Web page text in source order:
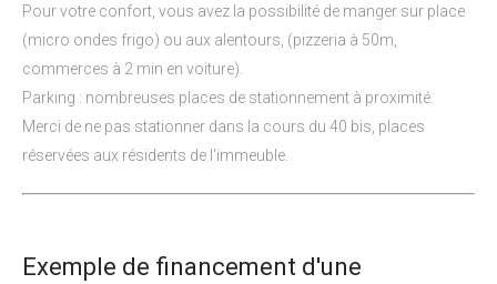
Pour votre confort, vous avez la possibilité de manger sur place
(micro ondes frigo) ou aux alentours, (pizzeria à 50m,
commerces à 2 min en voiture).
Parking : nombreuses places de stationnement à proximité.
Merci de ne pas stationner dans la cours du 40 bis, places
réservées aux résidents de l'immeuble.
Exemple de financement d'une